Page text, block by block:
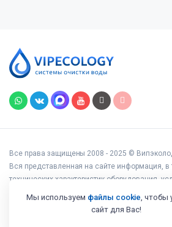
Все права защищены 2008 - 2025 ©
Вся представленная на сайте информация,
технических характеристик оборудования,
возможностей подключения, наличия на
услуг, носит информационный характер и ни
является публичной офертой, определяемой
Мы используем файлы cookie, чтобы
сайт для Вас!